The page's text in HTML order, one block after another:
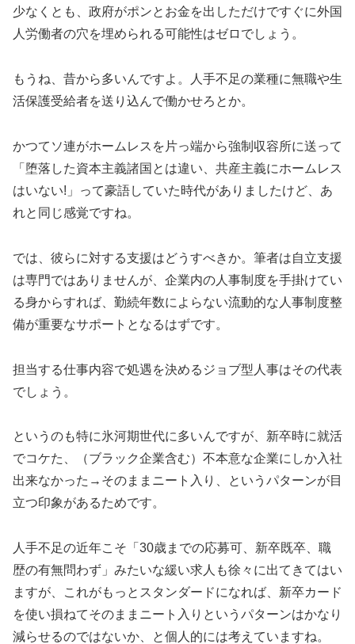
少なくとも、政府がポンとお金を出しただけですぐに外国
人労働者の穴を埋められる可能性はゼロでしょう。
もうね、昔から多いんですよ。人手不足の業種に無職や生
活保護受給者を送り込んで働かせろとか。
かつてソ連がホームレスを片っ端から強制収容所に送って
「堕落した資本主義諸国とは違い、共産主義にホームレス
はいない!」って豪語していた時代がありましたけど、あ
れと同じ感覚ですね。
では、彼らに対する支援はどうすべきか。筆者は自立支援
は専門ではありませんが、企業内の人事制度を手掛けてい
る身からすれば、勤続年数によらない流動的な人事制度整
備が重要なサポートとなるはずです。
担当する仕事内容で処遇を決めるジョブ型人事はその代表
でしょう。
というのも特に氷河期世代に多いんですが、新卒時に就活
でコケた、（ブラック企業含む）不本意な企業にしか入社
出来なかった→そのままニート入り、というパターンが目
立つ印象があるためです。
人手不足の近年こそ「30歳までの応募可、新卒既卒、職
歴の有無問わず」みたいな緩い求人も徐々に出てきてはい
ますが、これがもっとスタンダードになれば、新卒カード
を使い損ねてそのままニート入りというパターンはかなり
減らせるのではないか、と個人的には考えていますね。